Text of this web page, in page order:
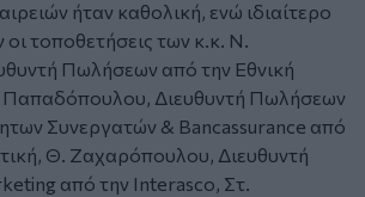
ήταν καθολική, ενώ ιδιαίτερο
οι τοποθετήσεις των κ.κ. Ν.
Πωλήσεων από την Εθνική
Παπαδόπουλου, Διευθυντή Πωλήσεων
Συνεργατών & Bancassurance από
Θ. Ζαχαρόπουλου, Διευθυντή
από την Interasco, Στ.